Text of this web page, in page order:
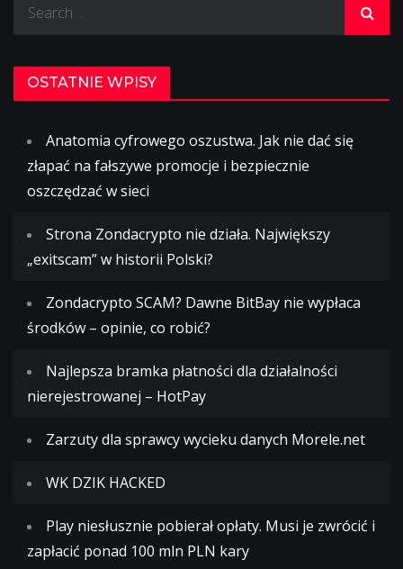
OSTATNIE WPISY
Anatomia cyfrowego oszustwa. Jak nie dać się
złapać na fałszywe promocje i bezpiecznie
oszczędzać w sieci
Strona Zondacrypto nie działa. Największy
„exitscam” w historii Polski?
Zondacrypto SCAM? Dawne BitBay nie wypłaca
środków – opinie, co robić?
Najlepsza bramka płatności dla działalności
nierejestrowanej – HotPay
Zarzuty dla sprawcy wycieku danych Morele.net
WK DZIK HACKED
Play niesłusznie pobierał opłaty. Musi je zwrócić i
zapłacić ponad 100 mln PLN kary